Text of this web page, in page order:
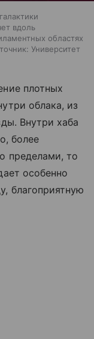
вдоль
областях
Университет
плотных
облака, из
Внутри хаба
более
пределами, то
особенно
благоприятную